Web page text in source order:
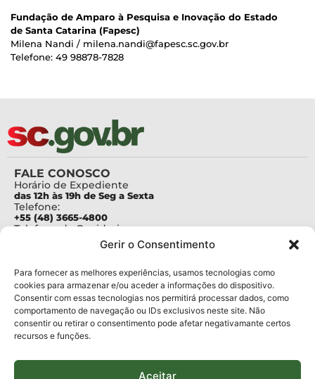
Gerir o Consentimento
Para fornecer as melhores experiências, usamos tecnologias como
cookies para armazenar e/ou aceder a informações do dispositivo.
Consentir com essas tecnologias nos permitirá processar dados, como
comportamento de navegação ou IDs exclusivos neste site. Não
consentir ou retirar o consentimento pode afetar negativamante certos
recursos e funções.
Aceitar
Fundação de Amparo à Pesquisa e Inovação do Estado
de Santa Catarina (Fapesc)
Milena Nandi / milena.nandi@fapesc.sc.gov.br
Telefone: 49 98878-7828
FALE CONOSCO
Horário de Expediente
das 12h às 19h de Seg a Sexta
Telefone:
+55 (48) 3665-4800
Telefone da Ouvidoria
Para assuntos relacionados à Pesquisa
pesquisa@fapesc.sc.gov.br
Para assuntos relacionados à Inovação
inovacao@fapesc.sc.gov.br
Para assuntos relacionados à Bolsas
bolsas@fapesc.sc.gov.br
Para assuntos relacionados à Prestação de Contas
Para assuntos relacionados à Plataforma
plataforma@fapesc.sc.gov.br